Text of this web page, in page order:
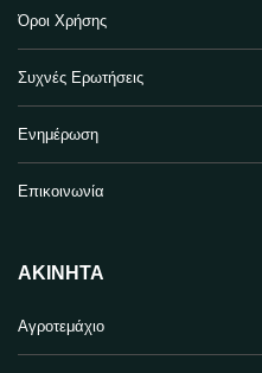
Όροι Χρήσης
Συχνές Ερωτήσεις
Ενημέρωση
Επικοινωνία
ΑΚΊΝΗΤΑ
Αγροτεμάχιο